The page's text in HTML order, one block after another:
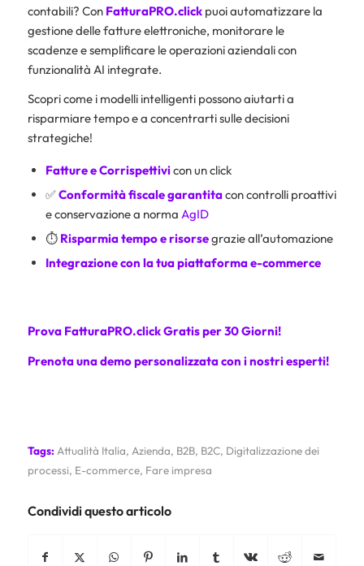
contabili? Con FatturaPRO.clickpuoi automatizzare la
gestione delle fatture elettroniche, monitorare le
scadenze e semplificare le operazioni aziendali con
funzionalità AI integrate.
Scopri come i modelli intelligenti possono aiutarti a
risparmiare tempo e a concentrarti sulle decisioni
strategiche!
Fatture e Corrispettivicon un click
✅Conformità fiscale garantitacon controlli proattivi
e conservazione a norma AgID
⏱️ Risparmia tempo e risorsegrazie all’automazione
Integrazione con la tua piattaforma e-commerce
Prova FatturaPRO.click Gratis per 30 Giorni!
Prenota una demo personalizzata con i nostri esperti!
Tags:Attualità Italia, Azienda, B2B, B2C, Digitalizzazione dei
processi, E-commerce, Fare impresa
Condividi questo articolo